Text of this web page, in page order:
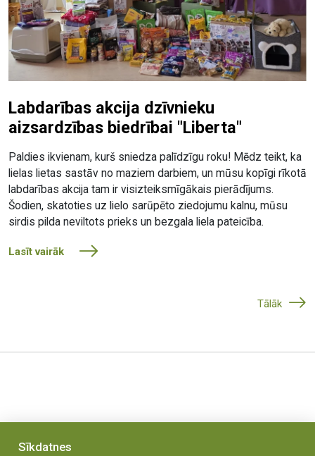
Labdarības akcija dzīvnieku
aizsardzības biedrībai "Liberta"
Paldies ikvienam, kurš sniedza palīdzīgu roku! Mēdz teikt, ka
lielas lietas sastāv no maziem darbiem, un mūsu kopīgi rīkotā
labdarības akcija tam ir visizteiksmīgākais pierādījums.
Šodien, skatoties uz lielo sarūpēto ziedojumu kalnu, mūsu
sirdis pilda neviltots prieks un bezgala liela pateicība.
Lasīt vairāk
Tālāk
Sīkdatnes